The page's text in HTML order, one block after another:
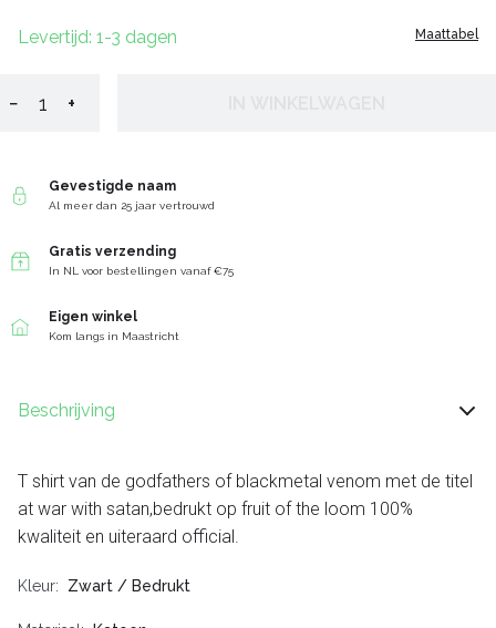
Maattabel
Levertijd: 1-3 dagen
− +
Gevestigde naam
Al meer dan 25 jaar vertrouwd
Gratis verzending
In NL voor bestellingen vanaf €75
Eigen winkel
Kom langs in Maastricht
Beschrijving
T shirt van de godfathers of blackmetal venom met de titel
at war with satan,bedrukt op fruit of the loom 100%
kwaliteit en uiteraard official.
Kleur Zwart / Bedrukt